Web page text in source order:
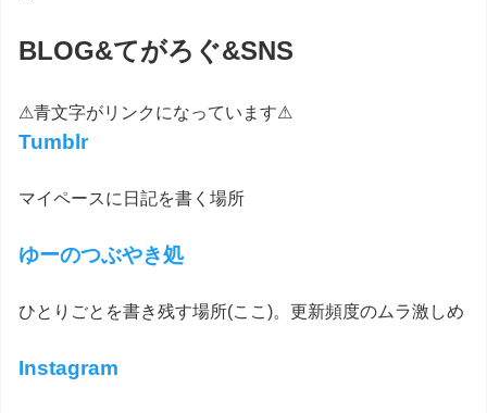
BLOG&てがろぐ&SNS
⚠青文字がリンクになっています⚠
Tumblr
マイペースに日記を書く場所
ゆーのつぶやき処
ひとりごとを書き残す場所(ここ)。更新頻度のムラ激しめ
Instagram